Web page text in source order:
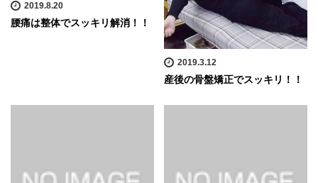
2019.8.20
腰痛は整体でスッキリ解消！！
2019.3.12
産後の骨盤矯正でスッキリ！！